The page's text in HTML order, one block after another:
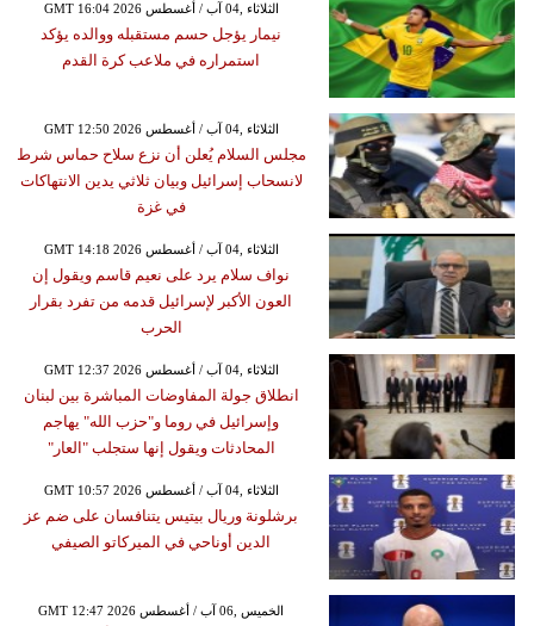
GMT 16:04 2026 الثلاثاء ,04 آب / أغسطس
نيمار يؤجل حسم مستقبله ووالده يؤكد
استمراره في ملاعب كرة القدم
GMT 12:50 2026 الثلاثاء ,04 آب / أغسطس
مجلس السلام يُعلن أن نزع سلاح حماس شرط
لانسحاب إسرائيل وبيان ثلاثي يدين الانتهاكات
في غزة
GMT 14:18 2026 الثلاثاء ,04 آب / أغسطس
نواف سلام يرد على نعيم قاسم ويقول إن
العون الأكبر لإسرائيل قدمه من تفرد بقرار
الحرب
GMT 12:37 2026 الثلاثاء ,04 آب / أغسطس
انطلاق جولة المفاوضات المباشرة بين لبنان
وإسرائيل في روما و"حزب الله" يهاجم
المحادثات ويقول إنها ستجلب "العار"
GMT 10:57 2026 الثلاثاء ,04 آب / أغسطس
برشلونة وريال بيتيس يتنافسان على ضم عز
الدين أوناحي في الميركاتو الصيفي
GMT 12:47 2026 الخميس ,06 آب / أغسطس